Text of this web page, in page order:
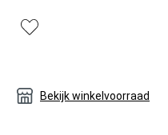
Bekijk winkelvoorraad